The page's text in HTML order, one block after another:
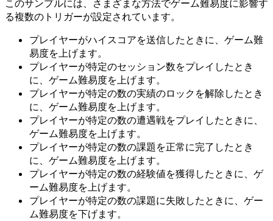
このサンプルには、さまざまな方法でゲーム難易度に影響す
る複数のトリガーが設定されています。
プレイヤーがハイスコアを送信したときに、ゲーム難
易度を上げます。
プレイヤーが特定のセッション数をプレイしたとき
に、ゲーム難易度を上げます。
プレイヤーが特定の数の実績のロックを解除したとき
に、ゲーム難易度を上げます。
プレイヤーが特定の数の遭遇戦をプレイしたときに、
ゲーム難易度を上げます。
プレイヤーが特定の数の課題を正常に完了したとき
に、ゲーム難易度を上げます。
プレイヤーが特定の数の経験値を獲得したときに、ゲ
ーム難易度を上げます。
プレイヤーが特定の数の課題に失敗したときに、ゲー
ム難易度を下げます。